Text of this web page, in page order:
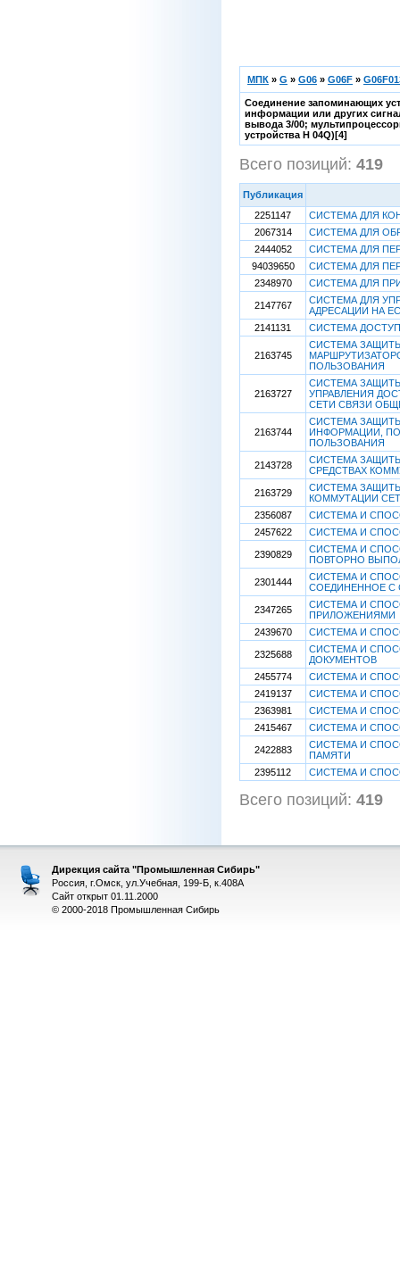
МПК » G » G06 » G06F »
Соединение запоминающих
информации или других
вывода 3/00;
устройства H 04Q)[4]
Всего позиций: 419
Публикация
2251147
СИСТЕМА ДЛЯ
2067314
СИСТЕМА ДЛЯ
2444052
СИСТЕМА ДЛЯ
94039650
СИСТЕМА ДЛЯ
2348970
СИСТЕМА ДЛЯ
2147767
СИСТЕМА ДЛЯ
АДРЕСАЦИИ НА
2141131
СИСТЕМА
2163745
СИСТЕМА
ПОЛЬЗОВАНИЯ
2163727
СИСТЕМА
УПРАВЛЕНИЯ
СЕТИ СВЯЗИ
2163744
СИСТЕМА
ИНФОРМАЦИИ,
ПОЛЬЗОВАНИЯ
2143728
СИСТЕМА
СРЕДСТВАХ
2163729
СИСТЕМА
КОММУТАЦИИ
2356087
СИСТЕМА И
2457622
СИСТЕМА И
2390829
СИСТЕМА И
ПОВТОРНО
2301444
СИСТЕМА И
СОЕДИНЕННОЕ С
2347265
СИСТЕМА И
ПРИЛОЖЕНИЯМИ
2439670
СИСТЕМА И
2325688
СИСТЕМА И
ДОКУМЕНТОВ
2455774
СИСТЕМА И
2419137
СИСТЕМА И
2363981
СИСТЕМА И
2415467
СИСТЕМА И
2422883
СИСТЕМА И
ПАМЯТИ
2395112
СИСТЕМА И
Всего позиций: 419
Дирекция сайта "Промышленная Сибирь"
Россия, г.Омск, ул.Учебная, 199-Б, к.408А
Сайт открыт 01.11.2000
© 2000-2018 Промышленная Сибирь